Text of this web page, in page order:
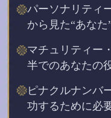
パーソナリティ
から見た“あな
マチュリティー
半でのあなたの
ピナクルナンバ
功するために必